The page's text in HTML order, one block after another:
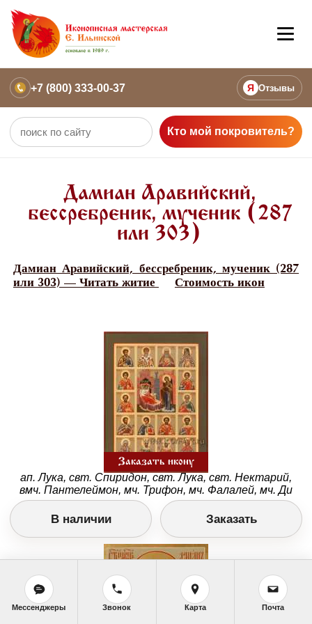
+7 (800) 333-00-37 Я Отзывы
Кто мой покровитель?
Дамиан Аравийский,
бессребреник, мученик (287
или 303)
Дамиан Аравийский, бессребреник, мученик (287
или 303) — Читать житие
Стоимость икон
Заказать икону
ап. Лука, свт. Спиридон, свт. Лука, свт. Нектарий,
вмч. Пантелеймон, мч. Трифон, мч. Фалалей, мч. Ди
В наличии Заказать
Мессенджеры Звонок Карта Почта